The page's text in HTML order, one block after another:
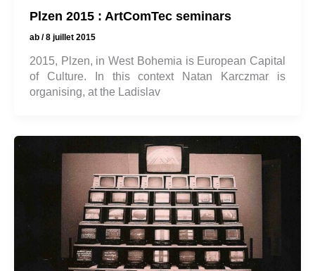
Plzen 2015 : ArtComTec seminars
ab /8 juillet 2015
2015, Plzen, in West Bohemia is European Capital
of Culture. In this context Natan Karczmar is
organising, at the Ladislav